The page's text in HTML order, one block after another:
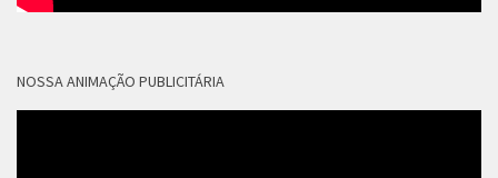
NOSSA ANIMAÇÃO PUBLICITÁRIA